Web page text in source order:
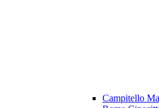
Campitello